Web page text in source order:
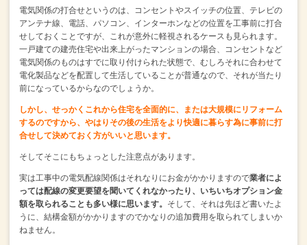
電気関係の打合せというのは、
コンセントやスイッチの位置、テレビの
アンテナ線、電話、 パソコン、インターホンなどの位置を工事前に打合
せしておくことですが、
これが意外に軽視されるケースも見られます。
一戸建ての建売住宅や出来上がったマンションの場合、
コンセントなど
電気関係のものはすでに取り付けられた状態で、 むしろそれに合わせて
電化製品などを配置して生活していることが普通なので、 それが当たり
前になっているからなのでしょうか。
しかし、せっかくこれから住宅を全面的に、
または大規模にリフォーム
するのですから、やはりその後の生活をより快適に暮らす為に事前に打
合せして決めておく方がいいと思います。
そしてそこにもちょっとした注意点があります。
実は工事中の電気配線関係はそれなりにお金がかかりますので業者によ
っては配線の変更要望を聞いてくれなかったり、 いちいちオプション金
額を取られることも多い様に思います。 そして、それは先ほど書いたよ
うに、結構金額がかかりますのでかなりの追加費用を取られてしまいか
ねません。